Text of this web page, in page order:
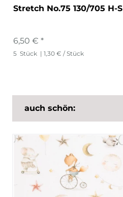
Stretch No.75 130/705 H-S
6,50 € *
5 Stück | 1,30 € / Stück
auch schön: